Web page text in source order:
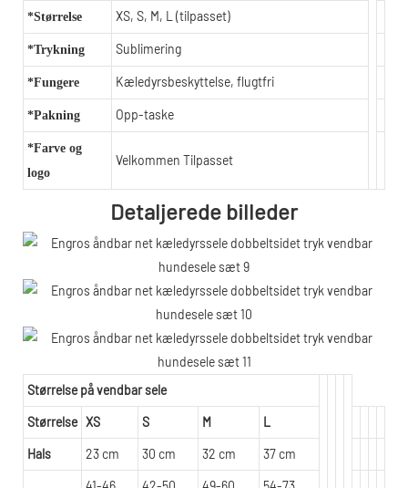
*Størrelse XS, S, M, L (tilpasset)
*Trykning Sublimering
*Fungere Kæledyrsbeskyttelse, flugtfri
*Pakning Opp-taske
*Farve og
logo
Velkommen Tilpasset
Detaljerede billeder
Størrelse på vendbar sele
Størrelse XS S M L
Hals 23 cm 30 cm 32 cm 37 cm